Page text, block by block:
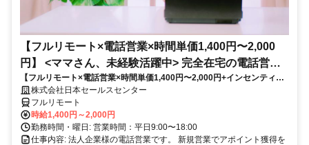
【フルリモート×電話営業×時間単価1,400円〜2,000
円】 <ママさん、未経験活躍中> 完全在宅の電話営業
で家庭と仕事の両立を実現
【フルリモート×電話営業×時間単価1,400円〜2,000円+インセンティブ
あり】 ＜ママさん、未経験活躍中＞ 完全在宅の電話営業で家庭と仕事の
両立を実現
株式会社日本セールスセンター
フルリモート
時給1,400円～2,000円
勤務時間・曜日: 営業時間：平日9:00〜18:00
仕事内容: 法人企業様の電話営業です。 新規営業でアポイント獲得を